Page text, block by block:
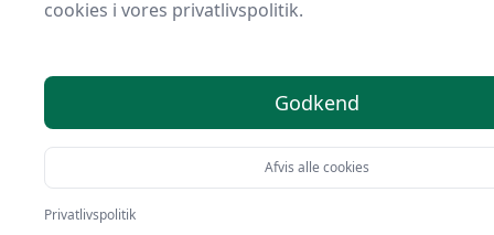
Du er kommet til det rette sted! På HandyGuiden har vi
udvalgt 4 af de bedste sifoner, så du får det optimale
Leder du efter et godt sifon tilbud? Vil du have gratis
cookies i vores privatlivspolitik.
Godkend
Afvis alle cookies
Privatlivspolitik